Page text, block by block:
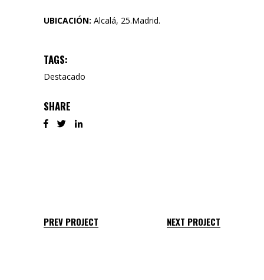
UBICACIÓN: Alcalá, 25.Madrid.
TAGS:
Destacado
SHARE
PREV PROJECT NEXT PROJECT